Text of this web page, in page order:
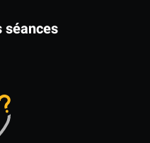
séances